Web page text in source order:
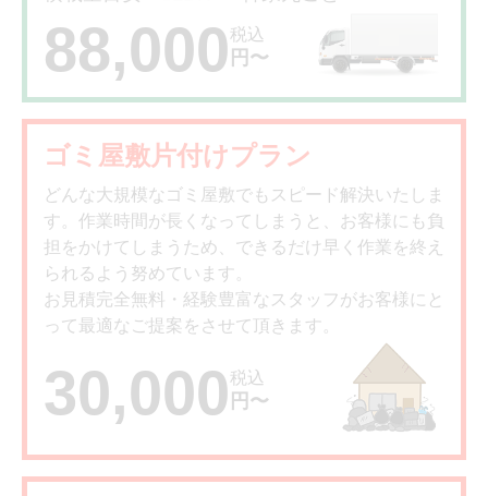
88,000税込
円〜
ゴミ屋敷片付けプラン
どんな大規模なゴミ屋敷でもスピード解決いたしま
す。作業時間が長くなってしまうと、お客様にも負
担をかけてしまうため、できるだけ早く作業を終え
られるよう努めています。
お見積完全無料・経験豊富なスタッフがお客様にと
って最適なご提案をさせて頂きます。
30,000税込
円〜